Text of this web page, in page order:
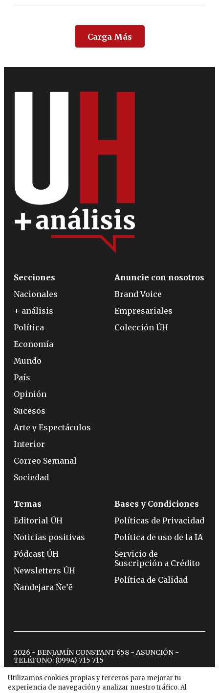
Carga Más
Utilizamos cookies propias y terceros para mejorar tu
experiencia de navegación y analizar nuestro tráfico. Al
Secciones
Nacionales
+ análisis
Política
Economía
Mundo
País
Opinión
Sucesos
Arte y Espectáculos
Interior
Correo Semanal
Sociedad
Anuncie con nosotros
Brand Voice
Empresariales
Colección ÚH
Temas
Editorial ÚH
Noticias positivas
Pódcast ÚH
Newsletters ÚH
Ñandejara Ñe’ẽ
Bases y Condiciones
Políticas de Privacidad
Política de uso de la IA
Servicio de
Suscripción a Crédito
Política de Calidad
2026 - BENJAMÍN CONSTANT 658 - ASUNCIÓN -
TELÉFONO: (0994) 715 715